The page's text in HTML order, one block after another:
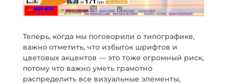
Теперь, когда мы поговорили о типографике,
важно отметить, что избыток шрифтов и
цветовых акцентов — это тоже огромный риск,
потому что важно уметь грамотно
распределить все визуальные элементы,